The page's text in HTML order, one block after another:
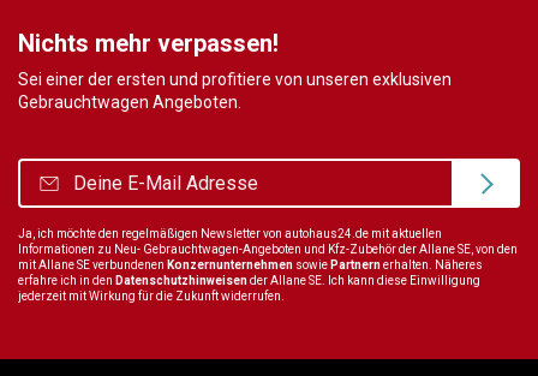
Nichts mehr verpassen!
Sei einer der ersten und profitiere von unseren exklusiven
Gebrauchtwagen Angeboten.
Ja, ich möchte den regelmäßigen Newsletter von autohaus24.de mit aktuellen
Informationen zu Neu- Gebrauchtwagen-Angeboten und Kfz-Zubehör der Allane SE, von den
mit Allane SE verbundenen Konzernunternehmen sowie Partnernerhalten. Näheres
erfahre ich in den Datenschutzhinweisender Allane SE. Ich kann diese Einwilligung
jederzeit mit Wirkung für die Zukunft widerrufen.